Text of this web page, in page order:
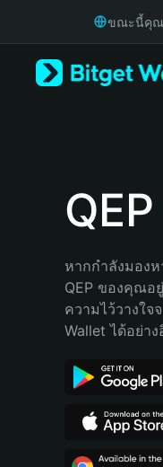
Русский
Bahasa Indonesia
Português (Brasil)
ขณะนี้คุณ
หากกำลังมอง
QEP ของคุณอ
ความไว้วางใ
Wallet ได้อย่า